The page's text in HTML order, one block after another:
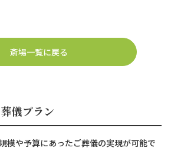
斎場一覧に戻る
儀プラン
模や予算にあったご葬儀の実現が可能で